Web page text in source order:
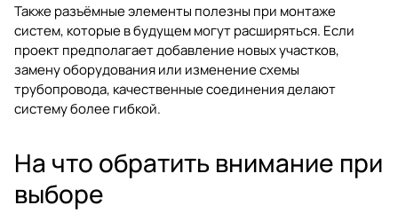
Также разъёмные элементы полезны при монтаже
систем, которые в будущем могут расширяться. Если
проект предполагает добавление новых участков,
замену оборудования или изменение схемы
трубопровода, качественные соединения делают
систему более гибкой.
На что обратить внимание при
выборе